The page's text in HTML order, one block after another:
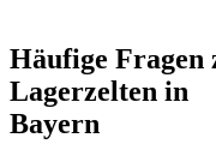
Häufige Fragen
Lagerzelten in
Bayern